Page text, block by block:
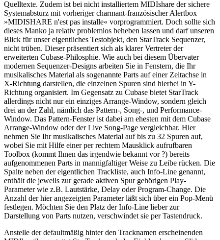
Quelltexte. Zudem ist bei nicht installiertem MIDIshare der sichere
Systemabsturz mit vorheriger charmant-französischer Alertbox
»MIDISHARE n'est pas installe« vorprogrammiert. Doch sollte sich
dieses Manko ja relativ problemlos beheben lassen und darf unseren
Blick für unser eigentliches Testobjekt, den StarTrack Sequenzer,
nicht trüben. Dieser präsentiert sich als klarer Vertreter der
erweiterten Cubase-Philosphie. Wie auch bei diesem Übervater
modernen Sequenzer-Designs arbeiten Sie in Fenstern, die Ihr
musikalisches Material als sogenannte Parts auf einer Zeitachse in
X-Richtung darstellen, die einzelnen Spuren sind hierbei in Y-
Richtung organisiert. Im Gegensatz zu Cubase bietet StarTrack
allerdings nicht nur ein einziges Arrange-Window, sondern gleich
drei an der Zahl, nämlich das Pattern-, Song-, und Performance-
Window. Das Pattern-Fenster ist dabei am ehesten mit dem Cubase
Arrange-Window oder der Live Song-Page vergleichbar. Hier
nehmen Sie Ihr musikalisches Material auf bis zu 32 Spuren auf,
wobei Sie mit Hilfe einer per rechtem Mausklick aufrufbaren
Toolbox (kommt Ihnen das irgendwie bekannt vor ?) bereits
aufgenommenen Parts in mannigfaltiger Weise zu Leibe rücken. Die
Spalte neben der eigentlichen Trackliste, auch Info-Line genannt,
enthält die jeweils zur gerade aktiven Spur gehörigen Play-
Parameter wie z.B. Lautstärke, Delay oder Program-Change. Die
Anzahl der hier angezeigten Parameter läßt sich über ein Pop-Menü
festlegen. Möchten Sie den Platz der Info-Line lieber zur
Darstellung von Parts nutzen, verschwindet sie per Tastendruck.
Anstelle der defaultmäßig hinter den Tracknamen erscheinenden